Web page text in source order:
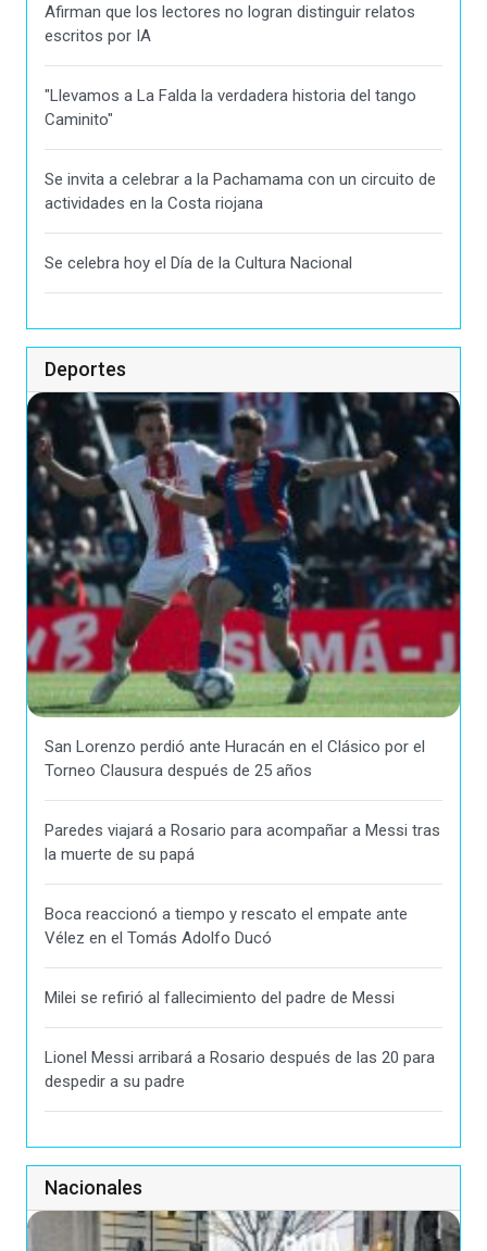
Afirman que los lectores no logran distinguir relatos
escritos por IA
"Llevamos a La Falda la verdadera historia del tango
Caminito"
Se invita a celebrar a la Pachamama con un circuito de
actividades en la Costa riojana
Se celebra hoy el Día de la Cultura Nacional
Deportes
San Lorenzo perdió ante Huracán en el Clásico por el
Torneo Clausura después de 25 años
Paredes viajará a Rosario para acompañar a Messi tras
la muerte de su papá
Boca reaccionó a tiempo y rescato el empate ante
Vélez en el Tomás Adolfo Ducó
Milei se refirió al fallecimiento del padre de Messi
Lionel Messi arribará a Rosario después de las 20 para
despedir a su padre
Nacionales